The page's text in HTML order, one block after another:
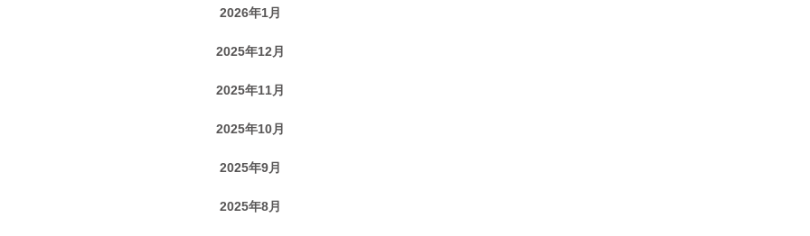
2026年1月
2025年12月
2025年11月
2025年10月
2025年9月
2025年8月